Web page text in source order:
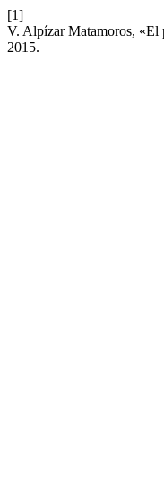
[1]
V. Alpízar Matamoros, «El
2015.